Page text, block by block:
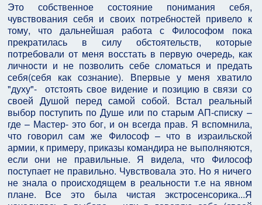
Это собственное состояние понимания себя,
чувствования себя и своих потребностей привело к
тому, что дальнейшая работа с Философом пока
прекратилась в силу обстоятельств, которые
потребовали от меня восстать в первую очередь, как
личности и не позволить себе сломаться и предать
себя(себя как сознание). Впервые у меня хватило
"духу"- отстоять свое видение и позицию в связи со
своей Душой перед самой собой. Встал реальный
выбор поступить по Душе или по старым АП-списку –
где – Мастер- это бог, и он всегда прав. Я вспомнила,
что говорил сам же Философ – что в израильской
армии, к примеру, приказы командира не выполняются,
если они не правильные. Я видела, что Философ
поступает не правильно. Чувствовала это. Но я ничего
не знала о происходящем в реальности т.е на явном
плане. Все это была чистая экстросенсорика...Я